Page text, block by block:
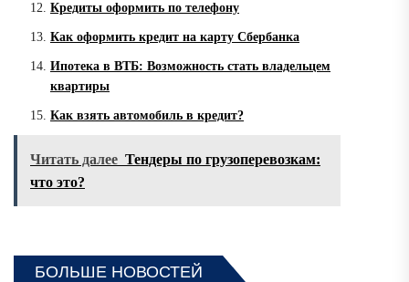
Кредиты оформить по телефону
Как оформить кредит на карту Сбербанка
Ипотека в ВТБ: Возможность стать владельцем
квартиры
Как взять автомобиль в кредит?
Читать далее Тендеры по грузоперевозкам:
что это?
БОЛЬШЕ НОВОСТЕЙ